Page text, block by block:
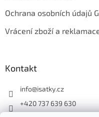
Ochrana osobních údajů
Vrácení zboží a
Kontakt
info@isatky.cz
+420 737 639 630